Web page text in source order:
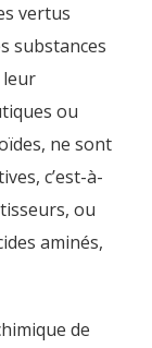
vertus
substances
leur
ou
ne sont
c’est-à-
ou
aminés,
de